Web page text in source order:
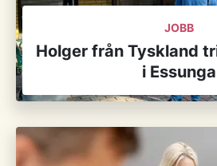
JOBB
Holger från Tyskland
i Essunga